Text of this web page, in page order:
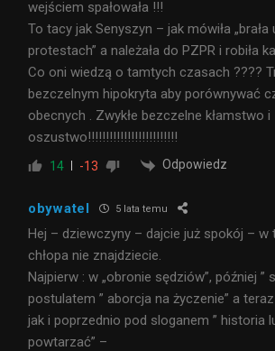
wejściem spałowała !!!
To tacy jak Senyszyn – jak mówiła „brała
protestach” a należała do PZPR i robiła
Co oni wiedzą o tamtych czasach ????
bezczelnym hipokryta aby porównywać
obecnych . Zwykłe bezczelne kłamstwo i
oszustwo!!!!!!!!!!!!!!!!!!!!!!!!!
14 -13 Odpowiedz
obywatel 5 lata temu
Hej – dziewczyny – dajcie już spokój – w
chłopa nie znajdziecie.
Najpierw : w „obronie sędziów”, później ”
postulatem ” aborcja na życzenie” a
jak i poprzednio pod sloganem ” historia
powtarzać” –